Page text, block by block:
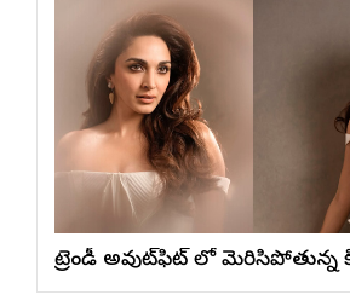
ట్రెండీ అవుట్‌ఫిట్ లో